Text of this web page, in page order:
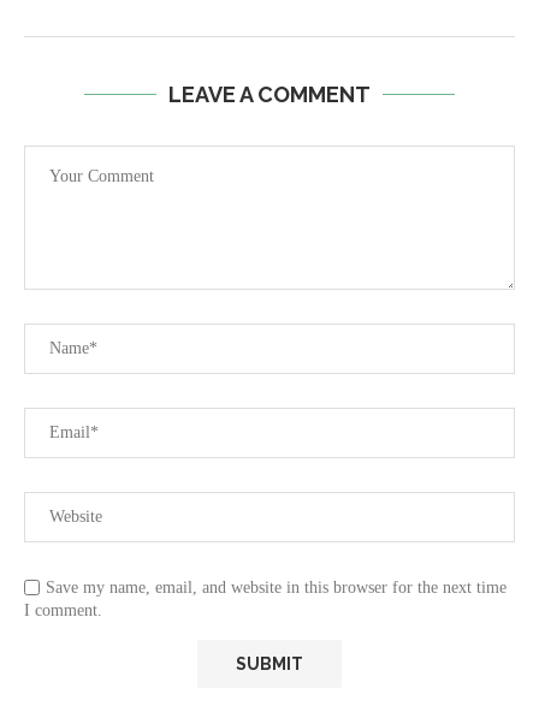
LEAVE A COMMENT
Save my name, email, and website in this browser for the next time
I comment.